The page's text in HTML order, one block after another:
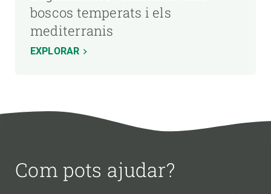
boscos temperats i els
mediterranis
EXPLORAR
Com pots ajudar?